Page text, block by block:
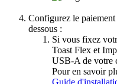
Configurez le
dessous :
Si vous fixez
Toast Flex et
USB-A de votre
Pour en savoir